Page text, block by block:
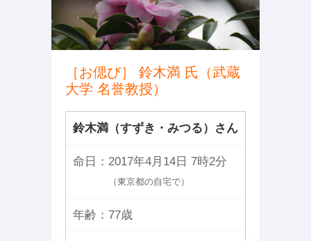
［お偲び］ 鈴木満 氏（武蔵
大学 名誉教授）
鈴木満（すずき・みつる）さん
命日： 2017年4月14日 7時2分
（東京都の自宅で）
年齢： 77歳